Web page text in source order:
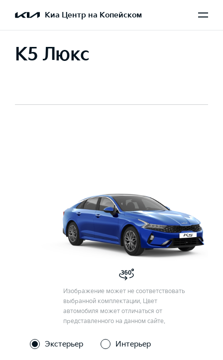
Киа Центр на Копейском
K5 Люкс
Изображение может не соответствовать
выбранной комплектации. Цвет
автомобиля может отличаться от
представленного на данном сайте.
Экстерьер Интерьер